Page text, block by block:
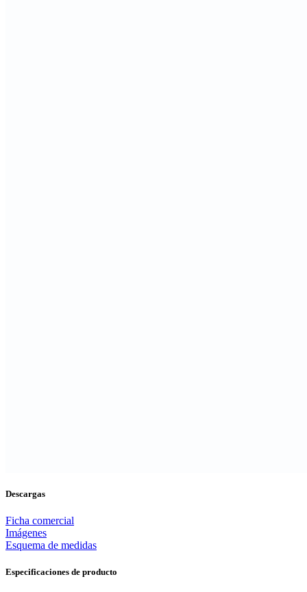
Descargas
Ficha comercial
Imágenes
Esquema de medidas
Especificaciones de producto